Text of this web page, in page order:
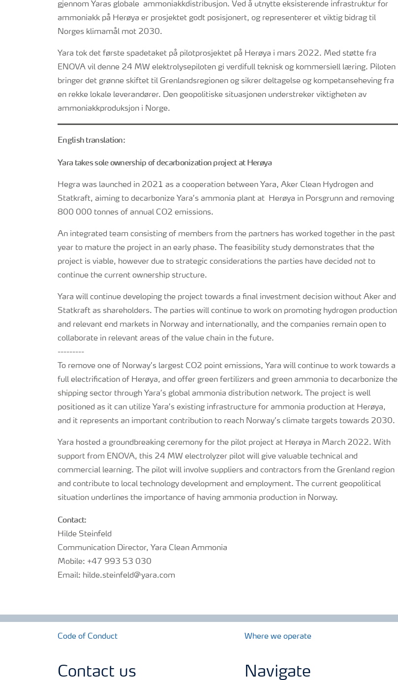
gjennom Yaras globale ammoniakkdistribusjon. Ved å utnytte eksisterende infrastruktur for
ammoniakk på Herøya er prosjektet godt posisjonert, og representerer et viktig bidrag til
Norges klimamål mot 2030.
Yara tok det første spadetaket på pilotprosjektet på Herøya i mars 2022. Med støtte fra
ENOVA vil denne 24 MW elektrolysepiloten gi verdifull teknisk og kommersiell læring. Piloten
bringer det grønne skiftet til Grenlandsregionen og sikrer deltagelse og kompetanseheving fra
en rekke lokale leverandører. Den geopolitiske situasjonen understreker viktigheten av
ammoniakkproduksjon i Norge.
English translation:
Yara takes sole ownership of decarbonization project at Herøya
Hegra was launched in 2021 as a cooperation between Yara, Aker Clean Hydrogen and
Statkraft, aiming to decarbonize Yara’s ammonia plant at Herøya in Porsgrunn and removing
800 000 tonnes of annual CO2 emissions.
An integrated team consisting of members from the partners has worked together in the past
year to mature the project in an early phase. The feasibility study demonstrates that the
project is viable, however due to strategic considerations the parties have decided not to
continue the current ownership structure.
Yara will continue developing the project towards a final investment decision without Aker and
Statkraft as shareholders. The parties will continue to work on promoting hydrogen production
and relevant end markets in Norway and internationally, and the companies remain open to
collaborate in relevant areas of the value chain in the future.
---------
To remove one of Norway’s largest CO2 point emissions, Yara will continue to work towards a
full electrification of Herøya, and offer green fertilizers and green ammonia to decarbonize the
shipping sector through Yara’s global ammonia distribution network. The project is well
positioned as it can utilize Yara’s existing infrastructure for ammonia production at Herøya,
and it represents an important contribution to reach Norway’s climate targets towards 2030.
Yara hosted a groundbreaking ceremony for the pilot project at Herøya in March 2022. With
support from ENOVA, this 24 MW electrolyzer pilot will give valuable technical and
commercial learning. The pilot will involve suppliers and contractors from the Grenland region
and contribute to local technology development and employment. The current geopolitical
situation underlines the importance of having ammonia production in Norway.
Contact:
Hilde Steinfeld
Communication Director, Yara Clean Ammonia
Mobile: +47 993 53 030
Email: hilde.steinfeld@yara.com
Code of Conduct Where we operate
Contact us Navigate